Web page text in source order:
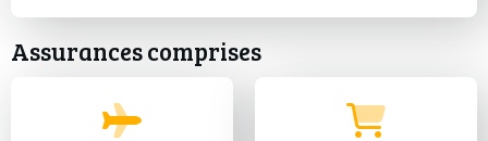
Assurances comprises